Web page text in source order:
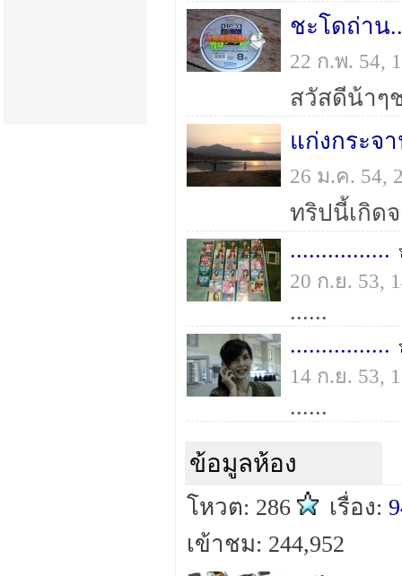
ชะโดถ่าน
22 ก.พ. 54,
แก่งกระจ
26 ม.ค. 54,
................
20 ก.ย. 53,
......
................
14 ก.ย. 53,
......
ข้อมูลห้อง
โหวต: 286 เรื่อง:
เข้าชม: 244,952